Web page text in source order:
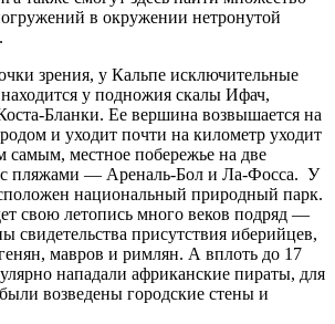
в окружении нетронутой
зрения, у Кальпе исключительные
у подножия скалы Ифач,
Бланки. Ее вершина возвышается на
и уходит почти на километр уходит
самым, местное побережье на две
пляжами — Ареналь-Бол и Ла-Фосса. У
национальный природный парк.
свою летопись много веков подряд —
свидетельства присутствия иберийцев,
мавров и римлян. А вплоть до 17
нападали африканские пираты, для
возведены городские стены и